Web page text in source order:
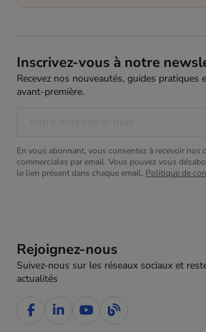
Rejoignez-nous
Suivez-nous sur les réseaux sociaux et
actualités
Inscrivez-vous à notre
Recevez nos nouveautés, guides pratiques
avant-première.
En vous abonnant, vous consentez à recevoir nos
commerciales par email. Vous pouvez vous
le lien présent dans chaque email. Politique de